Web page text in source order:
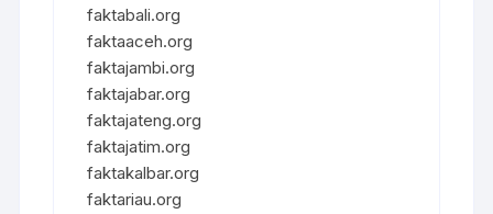
faktabali.org
faktaaceh.org
faktajambi.org
faktajabar.org
faktajateng.org
faktajatim.org
faktakalbar.org
faktariau.org